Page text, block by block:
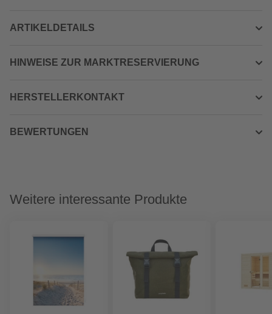
ARTIKELDETAILS
HINWEISE ZUR MARKTRESERVIERUNG
HERSTELLERKONTAKT
BEWERTUNGEN
Weitere interessante Produkte